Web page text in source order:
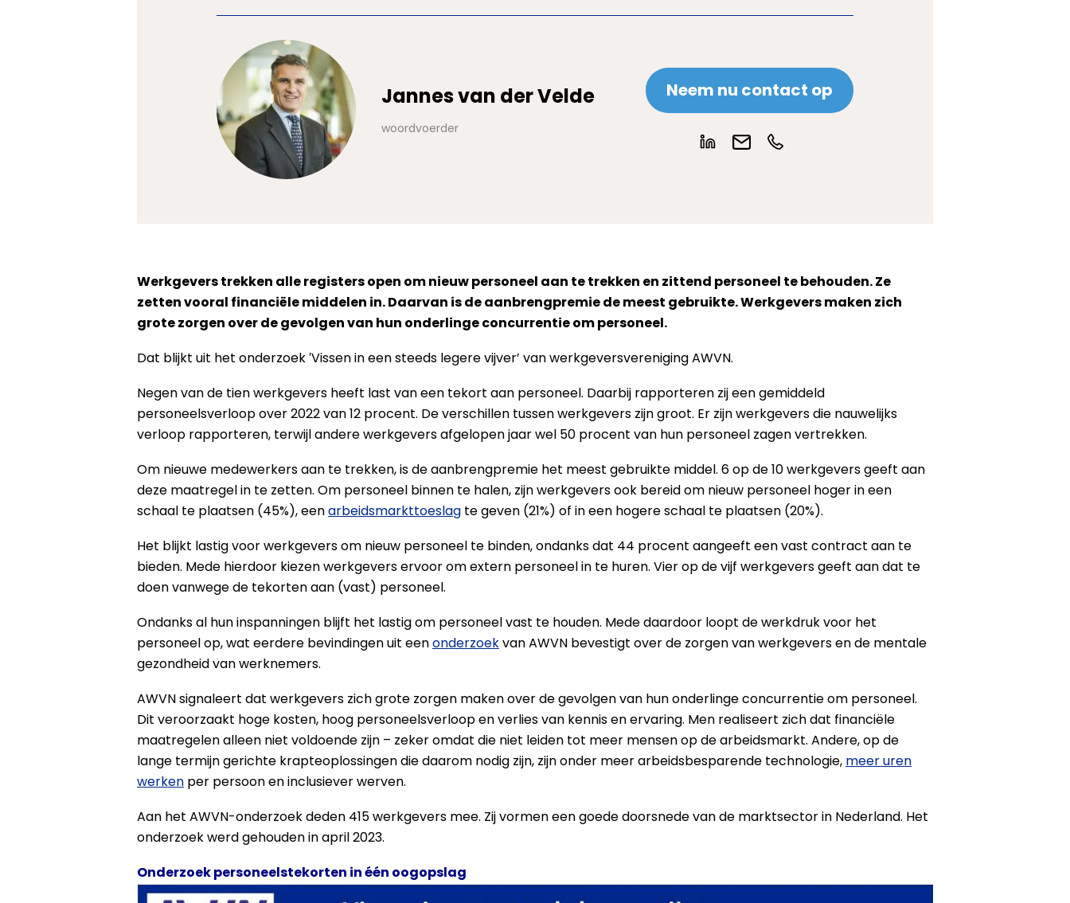
Jannes van der Velde
woordvoerder
Neem nu contact op
Werkgevers trekken alle registers open om nieuw personeel aan te trekken en zittend personeel te behouden. Ze
zetten vooral financiële middelen in. Daarvan is de aanbrengpremie de meest gebruikte. Werkgevers maken zich
grote zorgen over de gevolgen van hun onderlinge concurrentie om personeel.
Dat blijkt uit het onderzoek ′Vissen in een steeds legere vijver’ van werkgeversvereniging AWVN.
Negen van de tien werkgevers heeft last van een tekort aan personeel. Daarbij rapporteren zij een gemiddeld
personeelsverloop over 2022 van 12 procent. De verschillen tussen werkgevers zijn groot. Er zijn werkgevers die nauwelijks
verloop rapporteren, terwijl andere werkgevers afgelopen jaar wel 50 procent van hun personeel zagen vertrekken.
Om nieuwe medewerkers aan te trekken, is de aanbrengpremie het meest gebruikte middel. 6 op de 10 werkgevers geeft aan
deze maatregel in te zetten. Om personeel binnen te halen, zijn werkgevers ook bereid om nieuw personeel hoger in een
schaal te plaatsen (45%), eenarbeidsmarkttoeslag te geven (21%) of in een hogere schaal te plaatsen (20%).
Het blijkt lastig voor werkgevers om nieuw personeel te binden, ondanks dat 44 procent aangeeft een vast contract aan te
bieden. Mede hierdoor kiezen werkgevers ervoor om extern personeel in te huren. Vier op de vijf werkgevers geeft aan dat te
doen vanwege de tekorten aan (vast) personeel.
Ondanks al hun inspanningen blijft het lastig om personeel vast te houden. Mede daardoor loopt de werkdruk voor het
personeel op, wat eerdere bevindingen uit eenonderzoekvan AWVN bevestigt over de zorgen van werkgevers en de mentale
gezondheid van werknemers.
AWVN signaleert dat werkgevers zich grote zorgen maken over de gevolgen van hun onderlinge concurrentie om personeel.
Dit veroorzaakt hoge kosten, hoog personeelsverloop en verlies van kennis en ervaring. Men realiseert zich dat financiële
maatregelen alleen niet voldoende zijn – zeker omdat die niet leiden tot meer mensen op de arbeidsmarkt. Andere, op de
lange termijn gerichte krapteoplossingen die daarom nodig zijn, zijn onder meer arbeidsbesparende technologie, meer uren
werken per persoon en inclusiever werven.
Aan het AWVN-onderzoek deden 415 werkgevers mee. Zij vormen een goede doorsnede van de marktsector in Nederland. Het
onderzoek werd gehouden in april 2023.
Onderzoek personeelstekorten in één oogopslag